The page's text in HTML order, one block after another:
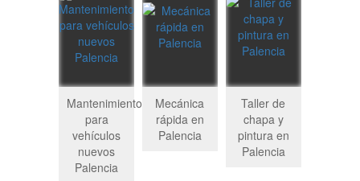
Mantenimiento
para
vehículos
nuevos
Palencia
Mecánica
rápida en
Palencia
Taller de
chapa y
pintura en
Palencia